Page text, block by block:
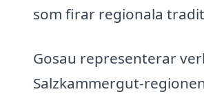
som firar regionala
Gosau representerar
Salzkammergut-